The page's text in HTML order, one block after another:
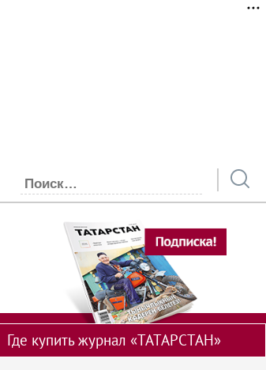
Где купить журнал «ТАТАРСТАН»